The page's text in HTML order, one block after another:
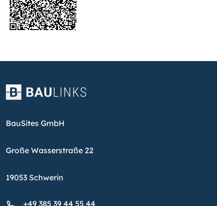
BauSites GmbH
Große Wasserstraße 22
19053 Schwerin
+49 385 39 44 55 44